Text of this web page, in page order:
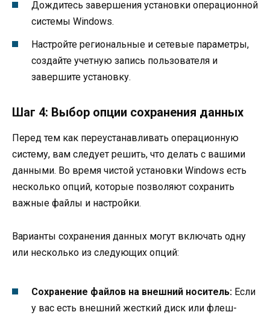
Дождитесь завершения установки операционной
системы Windows.
Настройте региональные и сетевые параметры,
создайте учетную запись пользователя и
завершите установку.
Шаг 4: Выбор опции сохранения данных
Перед тем как переустанавливать операционную
систему, вам следует решить, что делать с вашими
данными. Во время чистой установки Windows есть
несколько опций, которые позволяют сохранить
важные файлы и настройки.
Варианты сохранения данных могут включать одну
или несколько из следующих опций:
Сохранение файлов на внешний носитель: Если
у вас есть внешний жесткий диск или флеш-